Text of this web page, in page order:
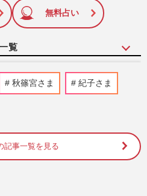
に追加
無料占い
覧
、消費税減税・物価高対策を
率急落、V字回復への目玉人
曽根弘文氏が愛子さまへの発言
には日本維新の会・藤田文武
秋篠宮さま 紀子さま
記事一覧を見る